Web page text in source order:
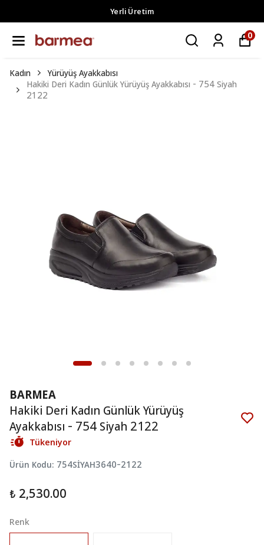
Yerli Üretim
0
Kadın
Yürüyüş Ayakkabısı
Hakiki Deri Kadın Günlük Yürüyüş Ayakkabısı - 754 Siyah
2122
BARMEA
Hakiki Deri Kadın Günlük Yürüyüş
Ayakkabısı - 754 Siyah 2122
Tükeniyor
Ürün Kodu: 754SİYAH3640-2122
₺ 2,530.00
Renk